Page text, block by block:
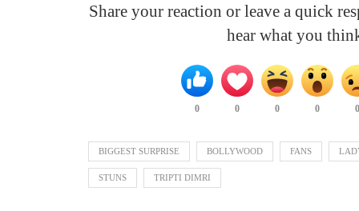
Share your reaction or leave a quick
hear what you
0 0 0 0
BIGGEST SURPRISE BOLLYWOOD FANS
STUNS TRIPTI DIMRI